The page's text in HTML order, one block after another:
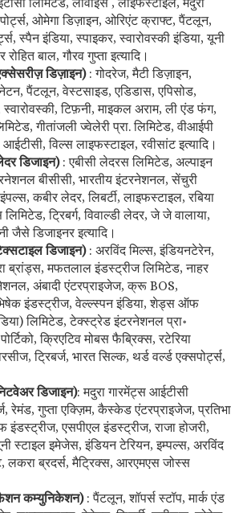
ओमेगा डिज़ाइन, ओरिएंट क्राफ्ट, पैंटलून,
स्पैन इंडिया, स्पाइकर, स्वारोवस्की इंडिया, यूनी
बाल, गौरव गुप्ता इत्यादि।
डिज़ाइन) : गोदरेज, मैटी डिज़ाइन,
पैंटलून, वेस्टसाइड, एडिडास, एपिसोड,
टिफ़नी, माइकल अराम, ली एंड फंग,
गीतांजली ज्वेलेरी प्रा. लिमिटेड, वीआईपी
विल्स लाइफस्टाइल, रवीसांट इत्यादि।
डिजाइन) : एबीसी लेदरस लिमिटेड, अल्पाइन
बीसीसी, भारतीय इंटरनेशनल, सेंचुरी
कबीर लेदर, लिबर्टी, लाइफस्टाइल, रबिया
ट्रिबर्ग, विवाल्डी लेदर, जे जे वालाया,
जैसे डिजाइनर इत्यादि।
डिजाइन) : अरविंद मिल्स, इंडियनटेरेन,
ब्रांड्स, मफतलाल इंडस्ट्रीज लिमिटेड, नाहर
अंबादी एंटरप्राइजेज, क्रू BOS,
इंडस्ट्रीज, वेल्ल्स्पन इंडिया, शेड्स ऑफ
लिमिटेड, टेक्स्ट्रेड इंटरनेशनल प्रा॰
क्रिएटिव मोबस फैब्रिक्स, रटेरिया
ट्रिबर्ज, भारत सिल्क, थर्ड वर्ल्ड एक्सपोर्ट्स,
डिजाइन): मदुरा गारमेंट्स आईटीसी
रेमंड, गुप्ता एक्ज़िम, कैस्केड एंटरप्राइजेज, प्रतिभा
एसपीएल इंडस्ट्रीज, राजा होजरी,
स्टाइल इमेजेस, इंडियन टेरियन, इम्पल्स, अरविंद
लकरा ब्रदर्स, मैट्रिक्स, आरएमएस जोस्स
कम्युनिकेशन) : पैंटलून, शॉपर्स स्टॉप, मार्क एंड